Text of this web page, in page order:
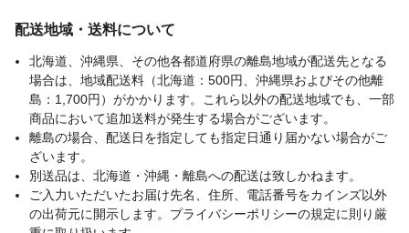
いが気になる時がありますが、そのときは1
い。●傷つけ防止の為、敷物を敷いてご使用
ください。
お手入れ方法
表面が汚れたときは、きれいな布を使い、
中性洗剤などでふき取ってから乾いた布で
十分ふき取ってください。有機溶剤を含ん
ください。
生産国
日本
梱包サイズー高さ
配送地域・送料について
北海道、沖縄県、その他各都道府県の離島地域が配送先となる
場合は、地域配送料（北海道：500円、沖縄県およびその他離
島：1,700円）がかかります。これら以外の配送地域でも、一部
商品において追加送料が発生する場合がございます。
離島の場合、配送日を指定しても指定日通り届かない場合がご
ざいます。
別送品は、北海道・沖縄・離島への配送は致しかねます。
ご入力いただいたお届け先名、住所、電話番号をカインズ以外
の出荷元に開示します。プライバシーポリシーの規定に則り厳